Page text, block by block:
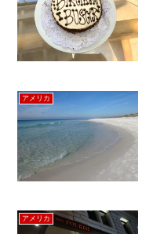
アメリカ
アメリカ